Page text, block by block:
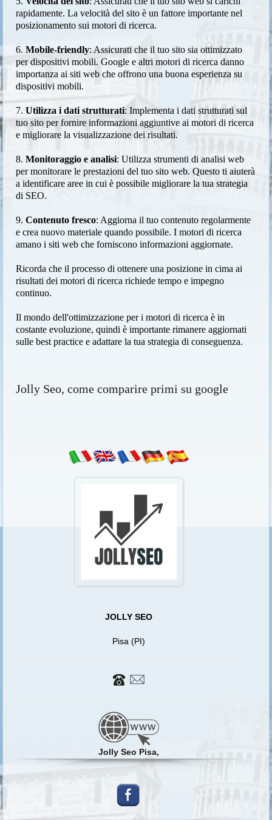
rapidamente. La velocità del sito è un fattore importante nel
posizionamento sui motori di ricerca.
6.Mobile-friendly: Assicurati che il tuo sito sia ottimizzato
per dispositivi mobili. Google e altri motori di ricerca danno
importanza ai siti web che offrono una buona esperienza su
dispositivi mobili.
7.Utilizza i dati strutturati: Implementa i dati strutturati sul
tuo sito per fornire informazioni aggiuntive ai motori di ricerca
e migliorare la visualizzazione dei risultati.
8.Monitoraggio e analisi: Utilizza strumenti di analisi web
per monitorare le prestazioni del tuo sito web. Questo ti aiuterà
a identificare aree in cui è possibile migliorare la tua strategia
di SEO.
9.Contenuto fresco: Aggiorna il tuo contenuto regolarmente
e crea nuovo materiale quando possibile. I motori di ricerca
amano i siti web che forniscono informazioni aggiornate.
Ricorda che il processo di ottenere una posizione in cima ai
risultati dei motori di ricerca richiede tempo e impegno
continuo.
Il mondo dell'ottimizzazione per i motori di ricerca è in
costante evoluzione, quindi è importante rimanere aggiornati
sulle best practice e adattare la tua strategia di conseguenza.
Jolly Seo, come comparire primi su google
JOLLY SEO
Pisa (PI)
Jolly Seo Pisa,